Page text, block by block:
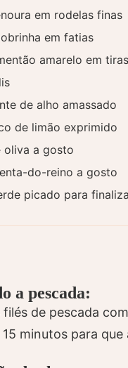
em rodelas finas
em fatias
amarelo em tiras
de alho amassado
de limão exprimido
oliva a gosto
do-reino a gosto
picado para
a pescada:
de pescada
minutos para que